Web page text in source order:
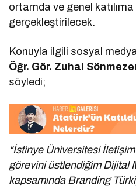
ortamda ve genel katılıma
gerçekleştirilecek.
Konuyla ilgili sosyal
Öğr. Gör. Zuhal
söyledi;
“İstinye Üniversitesi
görevini üstlendiğim Dijital
kapsamında Branding